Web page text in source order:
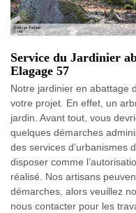
Service du Jardinier
Elagage 57
Notre jardinier en abattage
votre projet. En effet, un
jardin. Avant tout, vous
quelques démarches
des services d’urbanismes
disposer comme
réalisé. Nos artisans
démarches, alors veuillez
nous contacter pour les